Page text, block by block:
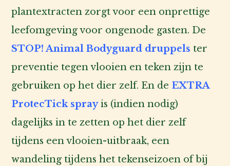
plantextracten zorgt voor een onprettige
leefomgeving voor ongenode gasten. De
STOP! Animal Bodyguard druppels ter
preventie tegen vlooien en teken zijn te
gebruiken op het dier zelf. En de EXTRA
ProtecTick sprayis (indien nodig)
dagelijks in te zetten op het dier zelf
tijdens een vlooien-uitbraak, een
wandeling tijdens het tekenseizoen of bij